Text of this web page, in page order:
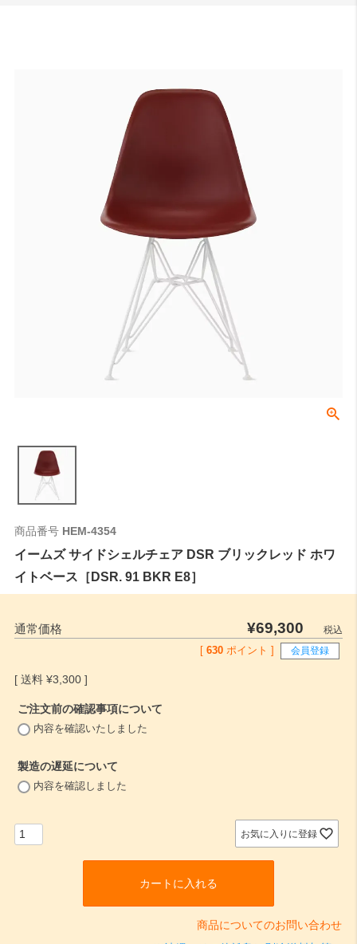
商品番号 HEM-4354
イームズ サイドシェルチェア DSR ブリックレッド ホワ
イトベース［DSR. 91 BKR E8］
通常価格 ¥69,300
税込
630 ポイント ] 会員登録
¥3,300
ご注文前の確認事項について
内容を確認いたしました
製造の遅延について
(
内容を確認しました
お気に入りに登録
カートに入れる
商品についてのお問い合わせ